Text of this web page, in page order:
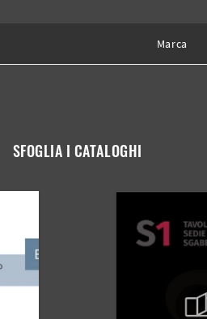
Marca
SFOGLIA I CATALOGHI